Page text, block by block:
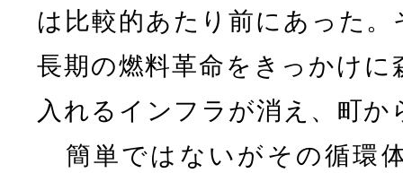
は比較的あたり前にあった
長期の燃料革命をきっかけに
入れるインフラが消え、町か
簡単ではないがその循環